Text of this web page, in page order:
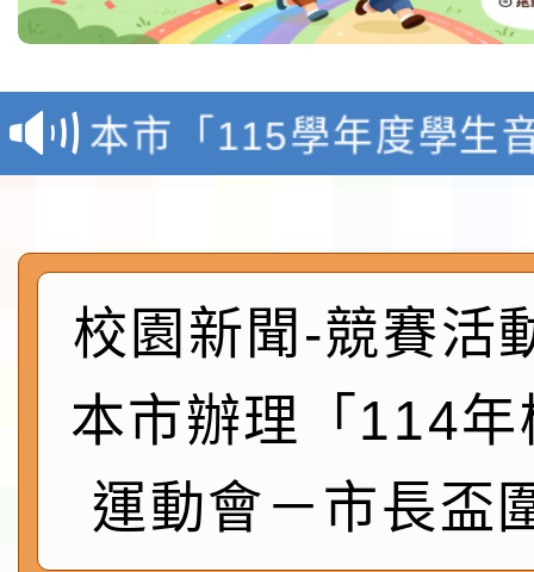
檢送「桃園市115學年
賽實施要點」1份
本市「115學年度學生
程安排一案
「桃園市補助參觀特色
展演活動實施計畫」
請一案
社團法人中華民國畫廊
026 ART TAIPEI臺北
會」之「藝術教育日」
本校115學年度第1學
第2次招考代課鐘點教
115 年度兒童課後照顧
0 小時業訓練課程
轉知本市體育總會划船
「115年桃園市運動會
「114-115年度
校園新聞-競賽活
本市辦理「114
運動會－市長盃